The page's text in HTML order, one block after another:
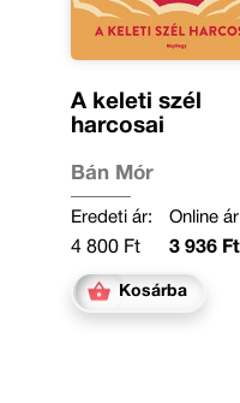
A keleti szél
harcosai
Bán Mór
Eredeti ár:
4 800 Ft
Online
3 936 Ft
Kosárba